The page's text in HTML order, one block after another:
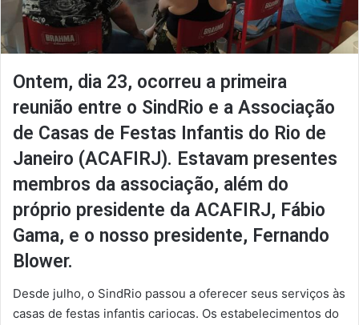
Ontem, dia 23, ocorreu a primeira
reunião entre o SindRio e a Associação
de Casas de Festas Infantis do Rio de
Janeiro (ACAFIRJ). Estavam presentes
membros da associação, além do
próprio presidente da ACAFIRJ, Fábio
Gama, e o nosso presidente, Fernando
Blower.
Desde julho, o SindRio passou a oferecer seus serviços às
casas de festas infantis cariocas. Os estabelecimentos do